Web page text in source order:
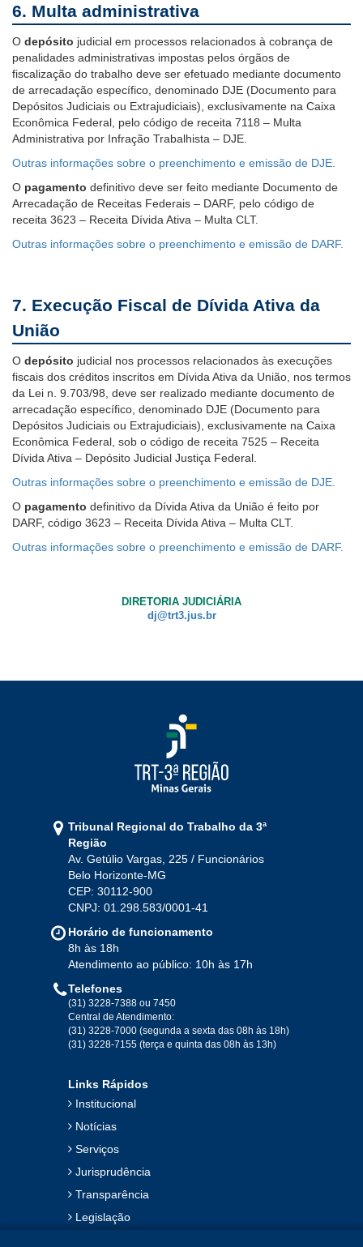
6. Multa administrativa
O depósito judicial em processos relacionados à cobrança de
penalidades administrativas impostas pelos órgãos de
fiscalização do trabalho deve ser efetuado mediante documento
de arrecadação específico, denominado DJE (Documento para
Depósitos Judiciais ou Extrajudiciais), exclusivamente na Caixa
Econômica Federal, pelo código de receita 7118 – Multa
Administrativa por Infração Trabalhista – DJE.
Outras informações sobre o preenchimento e emissão de DJE.
O pagamento definitivo deve ser feito mediante Documento de
Arrecadação de Receitas Federais – DARF, pelo código de
receita 3623 – Receita Dívida Ativa – Multa CLT.
Outras informações sobre o preenchimento e emissão de DARF.
7. Execução Fiscal de Dívida Ativa da
União
O depósito judicial nos processos relacionados às execuções
fiscais dos créditos inscritos em Dívida Ativa da União, nos termos
da Lei n. 9.703/98, deve ser realizado mediante documento de
arrecadação específico, denominado DJE (Documento para
Depósitos Judiciais ou Extrajudiciais), exclusivamente na Caixa
Econômica Federal, sob o código de receita 7525 – Receita
Dívida Ativa – Depósito Judicial Justiça Federal.
Outras informações sobre o preenchimento e emissão de DJE.
O pagamento definitivo da Dívida Ativa da União é feito por
DARF, código 3623 – Receita Dívida Ativa – Multa CLT.
Outras informações sobre o preenchimento e emissão de DARF.
DIRETORIA JUDICIÁRIA
dj@trt3.jus.br
Tribunal Regional do Trabalho da 3ª
Região
Av. Getúlio Vargas, 225 / Funcionários
Belo Horizonte-MG
CEP: 30112-900
CNPJ: 01.298.583/0001-41
Horário de funcionamento
8h às 18h
Atendimento ao público: 10h às 17h
Telefones
(31) 3228-7388 ou 7450
Central de Atendimento:
(31) 3228-7000 (segunda a sexta das 08h às 18h)
(31) 3228-7155 (terça e quinta das 08h às 13h)
Links Rápidos
Institucional
Notícias
Serviços
Jurisprudência
Transparência
Legislação